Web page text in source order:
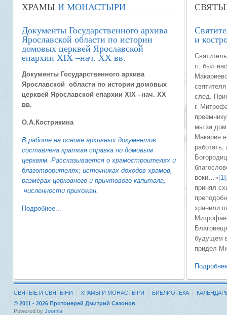
ХРАМЫ И МОНАСТЫРИ
Документы Государственного архива
Ярославской области по истории
домовых церквей Ярославской
епархии XIX –нач. ХХ вв.
Документы Государственного архива
Ярославской области по истории домовых
церквей Ярославской епархии XIX –нач. ХХ
вв.
О.А.Кострикина
В работе на основе архивных документов
составлена краткая справка по домовым
церквям. Рассказывается о храмостроителях и
благотворителях; источниках доходов храмов,
размерах церковного и причтового капитала,
численности прихожан.
Подробнее...
и
гг. был
след.
г.
мы за дом
Макария
веки…»[1]
принял
хранили
будущем
придел
СВЯТЫЕ И СВЯТЫНИ ХРАМЫ И МОНАСТЫРИ БИБЛИОТЕКА
© 2011 - 2026 Протоиерей Дмитрий Сазонов
Powered by Joomla